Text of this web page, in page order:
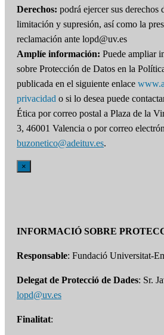
Derechos: podrá ejercer sus derechos
limitación y supresión, así como la
reclamación ante lopd@uv.es
Amplíe información: Puede ampliar
sobre Protección de Datos en la
publicada en el siguiente enlace
privacidad o si lo desea puede
Ética por correo postal a Plaza de la
3, 46001 Valencia o por correo
buzonetico@adeituv.es.
×
INFORMACIÓ SOBRE
Responsable: Fundació Universitat-
Delegat de Protecció de Dades: Sr.
lopd@uv.es
Finalitat: